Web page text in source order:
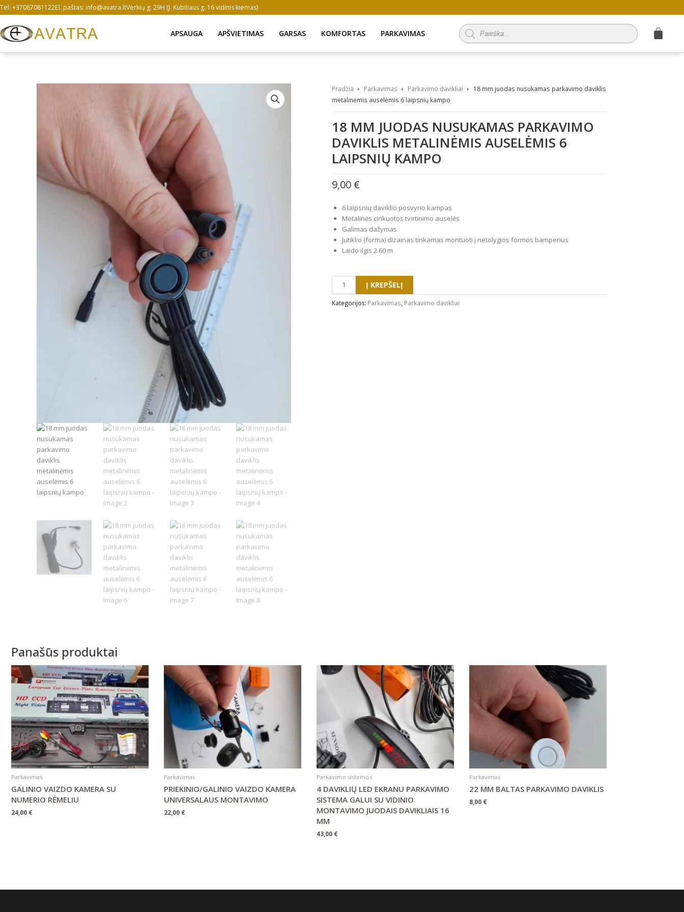
Pereiti
prie
turinio
Tel: +37067081122El. paštas: info@avatra.ltVerkių g. 29H (J. Kubiliaus g. 16 vidinis kiemas)
APSAUGA APŠVIETIMAS GARSAS KOMFORTAS PARKAVIMAS
Products
search
Pradžia Parkavimas Parkavimo davikliai
18 mm juodas nusukamas parkavimo daviklis
metalinėmis auselėmis 6 laipsnių kampo
18 MM JUODAS NUSUKAMAS PARKAVIMO
DAVIKLIS METALINĖMIS AUSELĖMIS 6
LAIPSNIŲ KAMPO
9,00 €
6 laipsnių daviklio posvyrio kampas
Metalinės cinkuotos tvirtinimo auselės
Galimas dažymas
Jutiklio (forma) dizainas tinkamas montuoti į netolygios formos bamperius
Laido ilgis 2.60 m
kiekis:
18
mm
Į KREPŠELĮ
Kategorijos: Parkavimas, Parkavimo davikliai
Panašūs produktai
Parkavimas
GALINIO VAIZDO KAMERA SU
NUMERIO RĖMELIU
24,00 €
Parkavimas
PRIEKINIO/GALINIO VAIZDO KAMERA
UNIVERSALAUS MONTAVIMO
22,00 €
Parkavimo sistemos
4 DAVIKLIŲ LED EKRANU PARKAVIMO
SISTEMA GALUI SU VIDINIO
MONTAVIMO JUODAIS DAVIKLIAIS 16
MM
43,00 €
Parkavimas
22 MM BALTAS PARKAVIMO DAVIKLIS
8,00 €